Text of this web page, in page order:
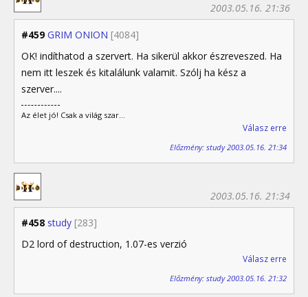
#459 GRIM ONION [4084]
2003.05.16. 21:36
OK! indíthatod a szervert. Ha sikerül akkor észreveszed. Ha
nem itt leszek és kitalálunk valamit. Szólj ha kész a
szerver....
Az élet jó! Csak a világ szar...
Válasz erre
Előzmény: study 2003.05.16. 21:34
#458 study [283]
2003.05.16. 21:34
D2 lord of destruction, 1.07-es verzió
Válasz erre
Előzmény: study 2003.05.16. 21:32